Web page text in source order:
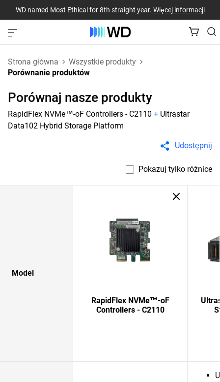
WD named Most Ethical for 8th straight year. Więcej informacji
Strona główna
Wszystkie produkty
Porównanie produktów
Porównaj nasze produkty
RapidFlex NVMe™-oF Controllers - C2110 + Ultrastar
Data102 Hybrid Storage Platform
Udostępnij
Pokazuj tylko różnice
Model
RapidFlex NVMe™-oF
Controllers - C2110